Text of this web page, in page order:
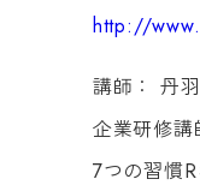
http://
講師： 丹
企業研修
7つの習慣